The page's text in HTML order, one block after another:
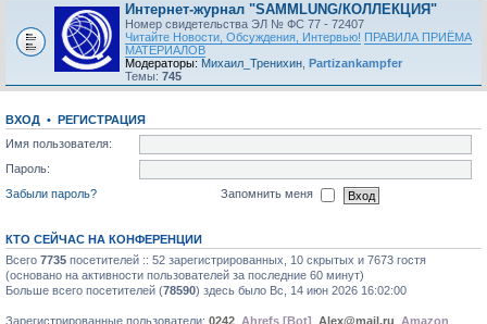
Интернет-журнал "SAMMLUNG/КОЛЛЕКЦИЯ"
Номер свидетельства ЭЛ № ФС 77 - 72407
Читайте Новости, Обсуждения, Интервью! ПРАВИЛА ПРИЁМА
МАТЕРИАЛОВ
Модераторы: Михаил_Тренихин Partizankampfer
Темы: 745
ВХОД • РЕГИСТРАЦИЯ
Имя пользователя:
Пароль:
Забыли пароль?
Запомнить меня
КТО СЕЙЧАС НА КОНФЕРЕНЦИИ
Всего 7735 посетителей :: 52 зарегистрированных, 10 скрытых и 7673 гостя
(основано на активности пользователей за последние 60 минут)
Больше всего посетителей (78590) здесь было Вс, 14 июн 2026 16:02:00
Зарегистрированные пользователи: 0242 Ahrefs [Bot] Alex@mail.ru Amazon